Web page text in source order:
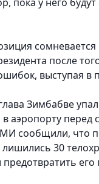
сомневается
после
выступая в
Зимбабве
аэропорту перед
сообщили, что
30
его